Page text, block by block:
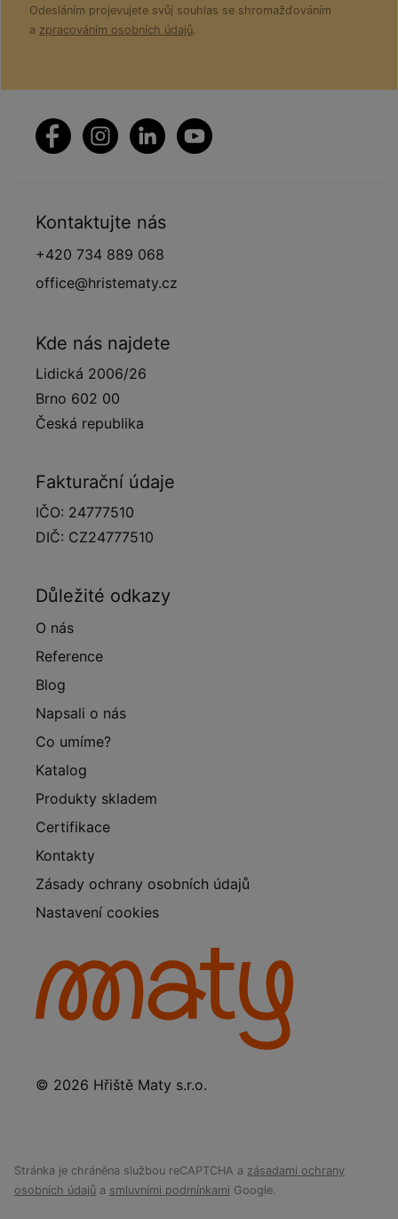
Odesláním projevujete svůj souhlas se shromažďováním
a zpracováním osobních údajů.
Kontaktujte nás
+420 734 889 068
office@hristematy.cz
Kde nás najdete
Lidická 2006/26
Brno 602 00
Česká republika
Fakturační údaje
IČO: 24777510
DIČ: CZ24777510
Důležité odkazy
O nás
Reference
Blog
Napsali o nás
Co umíme?
Katalog
Produkty skladem
Certifikace
Kontakty
Zásady ochrany osobních údajů
Nastavení cookies
© 2026 Hřiště Maty s.r.o.
Stránka je chráněna službou reCAPTCHA a zásadami ochrany
osobních údajů a smluvními podmínkami Google.